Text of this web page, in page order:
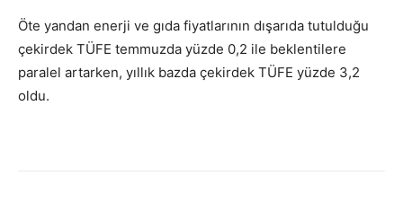
Öte yandan enerji ve gıda fiyatlarının dışarıda tutulduğu
çekirdek TÜFE temmuzda yüzde 0,2 ile beklentilere
paralel artarken, yıllık bazda çekirdek TÜFE yüzde 3,2
oldu.